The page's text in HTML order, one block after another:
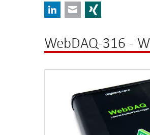
LinkedInE-mail
WebDAQ-316 -